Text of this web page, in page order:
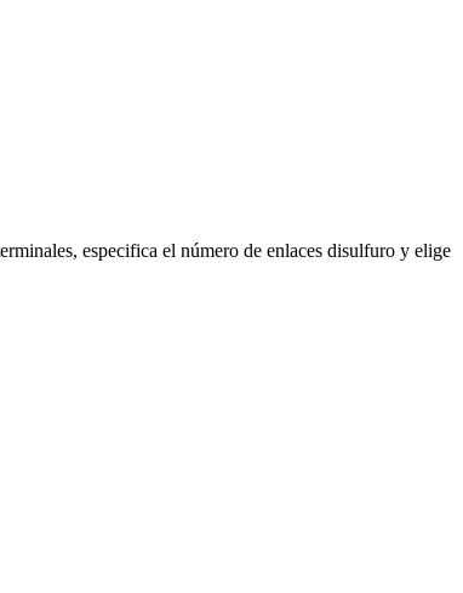
especifica el número de enlaces disulfuro y elige